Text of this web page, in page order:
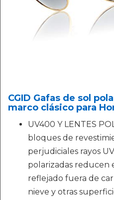
CGID Gafas de sol
marco clásico para
UV400 Y LENTES
bloques de
perjudiciales rayos
polarizadas reducen
reflejado fuera de
nieve y otras